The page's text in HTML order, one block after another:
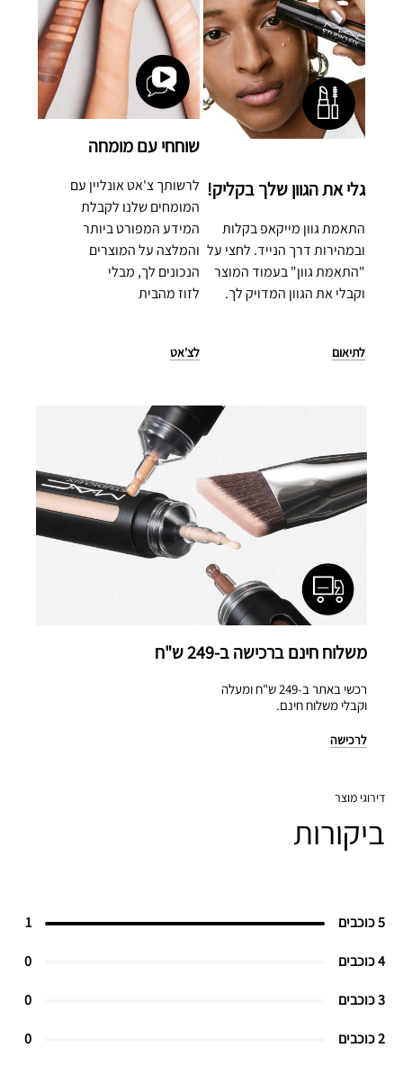
שוחחי עם מומחה
לרשותך צ'אט אונליין עם
המומחים שלנו לקבלת
המידע המפורט ביותר
והמלצה על המוצרים
הנכונים לך, מבלי
לזוז מהבית
לצ'אט
גלי את הגוון שלך בקליק!
התאמת גוון מייקאפ בקלות
ובמהירות דרך הנייד. לחצי על
"התאמת גוון" בעמוד המוצר
וקבלי את הגוון המדויק לך.
לתיאום
משלוח חינם ברכישה ב-249 ש"ח
רכשי באתר ב-249 ש"ח ומעלה
וקבלי משלוח חינם.
לרכישה
דירוגי מוצר
ביקורות
5 כוכבים 1
4 כוכבים 0
3 כוכבים 0
2 כוכבים 0